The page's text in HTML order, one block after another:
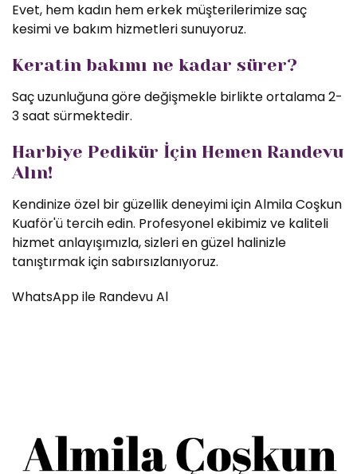
Evet, hem kadın hem erkek müşterilerimize saç
kesimi ve bakım hizmetleri sunuyoruz.
Keratin bakımı ne kadar sürer?
Saç uzunluğuna göre değişmekle birlikte ortalama 2-
3 saat sürmektedir.
Harbiye Pedikür İçin Hemen Randevu
Alın!
Kendinize özel bir güzellik deneyimi için Almila Coşkun
Kuaför'ü tercih edin. Profesyonel ekibimiz ve kaliteli
hizmet anlayışımızla, sizleri en güzel halinizle
tanıştırmak için sabırsızlanıyoruz.
WhatsApp ile Randevu Al